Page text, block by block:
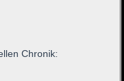
Chronik: